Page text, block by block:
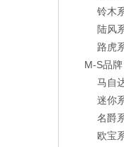
铃木
陆风
路虎
M-S品牌
马自
迷你
名爵
欧宝